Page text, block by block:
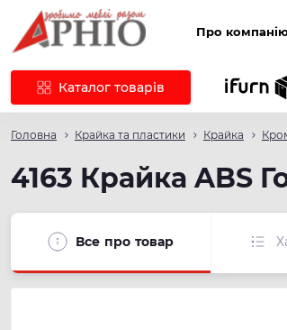
Про
Каталог товарів
Головна Крайка та пластики Крайка
4163 Крайка ABS
Все про товар